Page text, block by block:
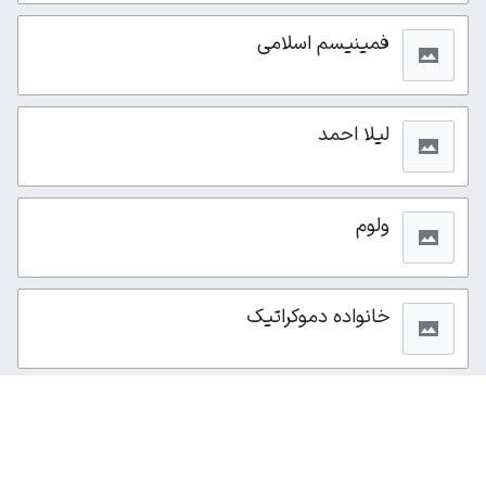
فمینیسم اسلامی
لیلا احمد
ولوم
خانواده دموکراتیک